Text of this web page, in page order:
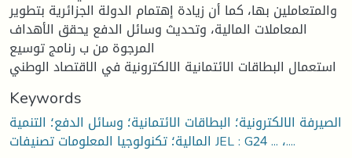
والمتعاملين بها، كما أن زيادة إهتمام الدولة الجزائرية بتطوير
المعاملات المالية، وتحديث وسائل الدفع يحقق الأهداف
المرجوة من ب رنامج توسيع
استعمال البطاقات الائتمانية الالكترونية في الاقتصاد الوطني
Keywords
الصيرفة الالكترونية؛ البطاقات الائتمانية؛ وسائل الدفع؛ التنمية
المالية؛ تكنولوجيا المعلومات تصنيفات JEL : G24 ... ،....